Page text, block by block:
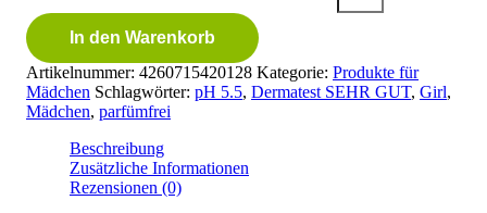
In den Warenkorb
Artikelnummer: 4260715420128 Kategorie: Produkte für
Mädchen Schlagwörter: pH 5.5, Dermatest SEHR GUT, Girl,
Mädchen, parfümfrei
Beschreibung
Zusätzliche Informationen
Rezensionen (0)